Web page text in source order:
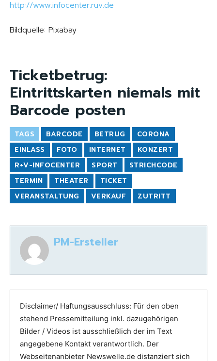
http://www.infocenter.ruv.de
Bildquelle: Pixabay
Ticketbetrug:
Eintrittskarten niemals mit
Barcode posten
TAGS BARCODE BETRUG
CORONA
EINLASS
FOTO INTERNET
KONZERT
R+V-INFOCENTER
SPORT
STRICHCODE
TERMIN
THEATER
TICKET
VERANSTALTUNG
VERKAUF ZUTRITT
PM-Ersteller
Disclaimer/ Haftungsausschluss: Für den oben
stehend Pressemitteilung inkl. dazugehörigen
Bilder / Videos ist ausschließlich der im Text
angegebene Kontakt verantwortlich. Der
Webseitenanbieter Newswelle.de distanziert sich